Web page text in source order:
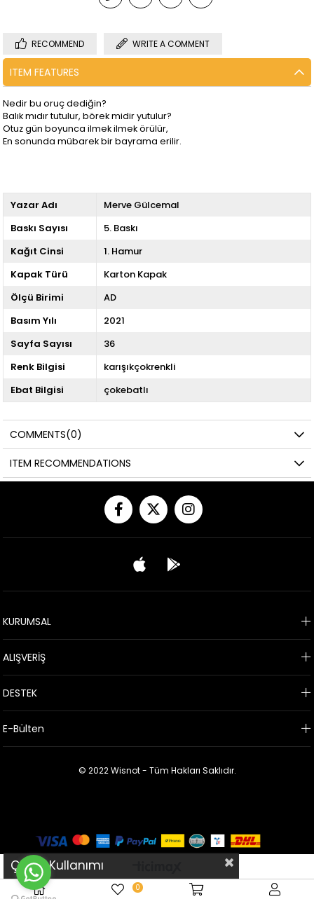
RECOMMEND WRITE A COMMENT
ITEM FEATURES
Nedir bu oruç dediğin?
Balık mıdır tutulur, börek midir yutulur?
Otuz gün boyunca ilmek ilmek örülür,
En sonunda mübarek bir bayrama erilir.
Yazar Adı
Merve Gülcemal
Baskı Sayısı
5. Baskı
Kağıt Cinsi
1. Hamur
Kapak Türü
Karton Kapak
Ölçü Birimi
AD
Basım Yılı
2021
Sayfa Sayısı
36
Renk Bilgisi
karışıkçokrenkli
Ebat Bilgisi
çokebatlı
COMMENTS(0)
ITEM RECOMMENDATIONS
KURUMSAL
ALIŞVERİŞ
DESTEK
E-Bülten
© 2022 Wisnot - Tüm Hakları Saklıdır.
Çerez Kullanımı
0